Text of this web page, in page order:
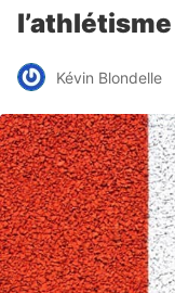
l’athlétisme
Kévin Blondelle